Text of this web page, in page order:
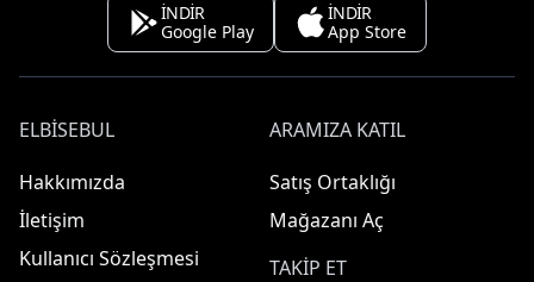
İNDİR
Google Play
İNDİR
App Store
ELBISEBUL
Hakkımızda
İletişim
Kullanıcı Sözleşmesi
ARAMIZA KATIL
Satış Ortaklığı
Mağazanı Aç
TAKIP ET